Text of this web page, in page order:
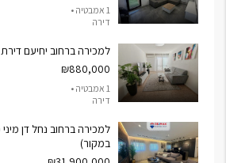
1 אמבטיה •
דירה
למכירה ברחוב יחיעם דירת 3 חדרים
₪880,000
1 אמבטיה •
דירה
במקור)